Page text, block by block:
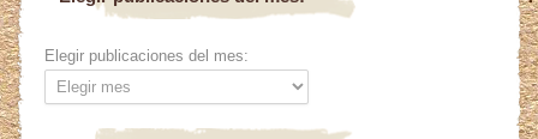
Elegir publicaciones del mes: